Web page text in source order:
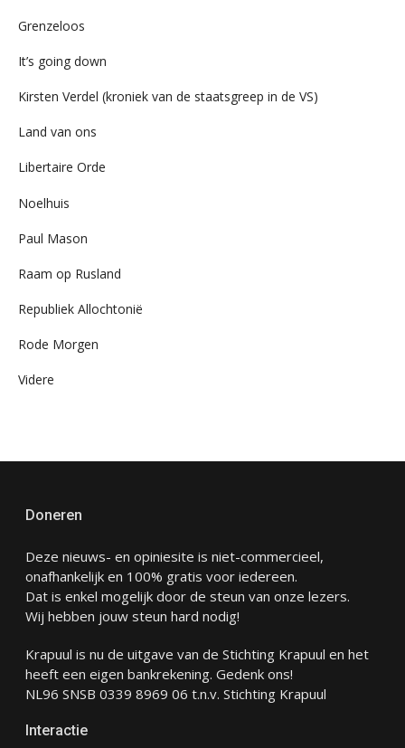
Grenzeloos
It’s going down
Kirsten Verdel (kroniek van de staatsgreep in de VS)
Land van ons
Libertaire Orde
Noelhuis
Paul Mason
Raam op Rusland
Republiek Allochtonië
Rode Morgen
Videre
Doneren
Deze nieuws- en opiniesite is niet-commercieel,
onafhankelijk en 100% gratis voor iedereen.
Dat is enkel mogelijk door de steun van onze lezers.
Wij hebben jouw steun hard nodig!
Krapuul is nu de uitgave van de Stichting Krapuul en het
heeft een eigen bankrekening. Gedenk ons!
NL96 SNSB 0339 8969 06 t.n.v. Stichting Krapuul
Interactie